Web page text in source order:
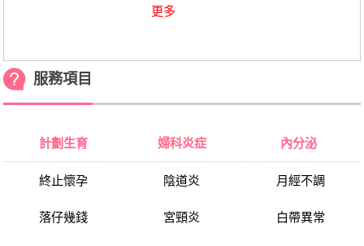
更多
服務項目
計劃生育
終止懷孕
落仔幾錢
婦科炎症
陰道炎
宮頸炎
內分泌
月經不調
白帶異常